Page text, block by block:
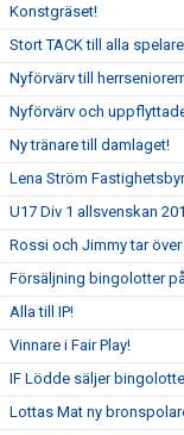
Konstgräset!
Stort TACK till alla
Nyförvärv till
Nyförvärv och
Ny tränare till damlaget!
Lena Ström
U17 Div 1 allsvenskan
Rossi och Jimmy tar
Försäljning bingolotter
Alla till IP!
Vinnare i Fair Play!
IF Lödde säljer
Lottas Mat ny